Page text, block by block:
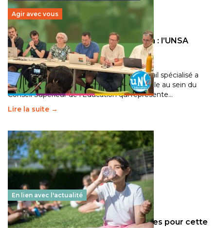
Agir avec vous
Transition écologique de l’éducation : l’UNSA
Éducation fait bouger les lignes
30 juin 2026-National
Pendant plusieurs mois, un groupe de travail spécialisé a
travaillé sur la transition écologique de l’Ecole au sein du
Conseil Supérieur de l’Éducation qui représente…
Lire la suite →
En lien avec l'actualité
Les décisions ministérielles attendues pour cette